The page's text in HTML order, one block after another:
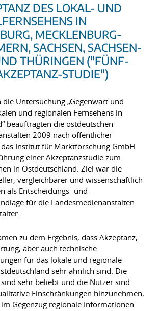
DES LOKAL- UND
IN
MECKLENBURG-
SACHSEN, SACHSEN-
THÜRINGEN ("FÜNF-
STUDIE")
Untersuchung „Gegenwart und
und regionalen Fernsehens in
beauftragten die ostdeutschen
2009 nach öffentlicher
Institut für Marktforschung GmbH
einer Akzeptanzstudie zum
in Ostdeutschland. Ziel war die
vergleichbarer und wissenschaftlich
als Entscheidungs- und
für die Landesmedienanstalten
zu dem Ergebnis, dass Akzeptanz,
aber auch technische
für das lokale und regionale
sehr ähnlich sind. Die
sehr beliebt und die Nutzer sind
Einschränkungen hinzunehmen,
Gegenzug regionale Informationen